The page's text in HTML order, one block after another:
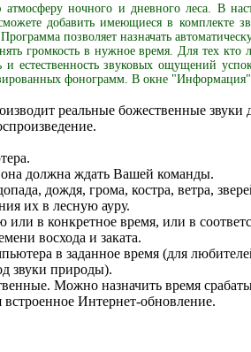
ночного и дневного леса. В
добавить имеющиеся в комплекте
позволяет назначать
громкость в нужное время. Для тех
естественность звуковых ощущений
фонограмм. В окне
реальные божественные звуки
она должна ждать Вашей команды.
дождя, грома, костра, ветра,
их в лесную ауру.
в конкретное время, или в
восхода и заката.
в заданное время (для
звуки природы).
Можно назначить время
Интернет-обновление.